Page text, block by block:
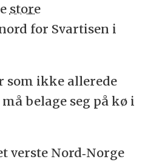
store
for Svartisen i
som ikke allerede
belage seg på kø i
verste Nord‑Norge